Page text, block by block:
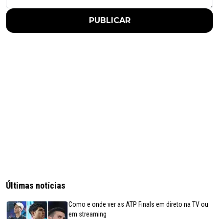
PUBLICAR
Últimas notícias
Como e onde ver as ATP Finals em direto na TV ou
em streaming